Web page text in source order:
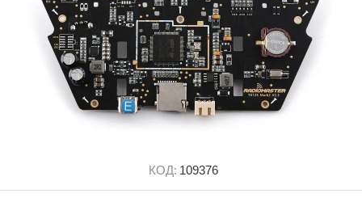
КОД: 109376